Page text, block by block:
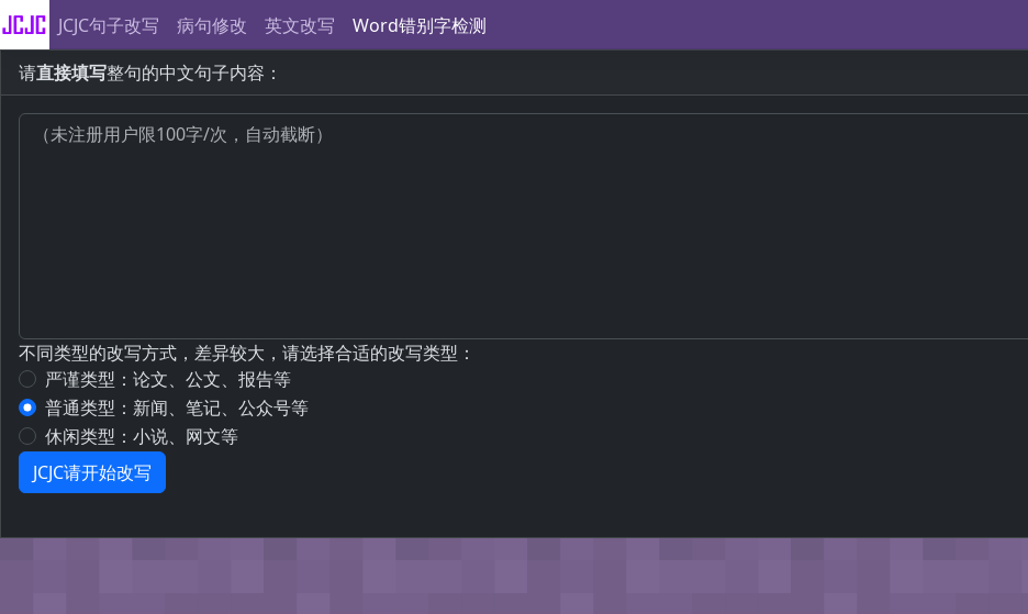
JCJC句子改写 病句修改 英文改写 Word错别字检测
请直接填写整句的中文句子内容：
不同类型的改写方式，差异较大，请选择合适的改写类型：
严谨类型：论文、公文、报告等
普通类型：新闻、笔记、公众号等
休闲类型：小说、网文等
JCJC请开始改写